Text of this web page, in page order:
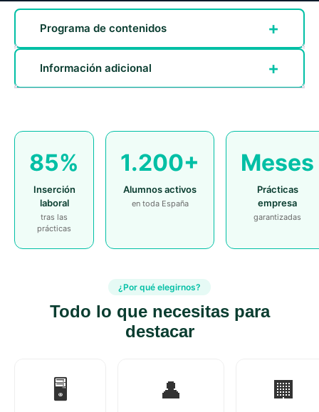
Programa de contenidos
Información adicional
85%
Inserción
laboral
tras las
prácticas
1.200+
Alumnos activos
en toda España
Meses
Prácticas
empresa
garantizadas
¿Por qué elegirnos?
Todo lo que necesitas para
destacar
🖥️ 👤 🏢